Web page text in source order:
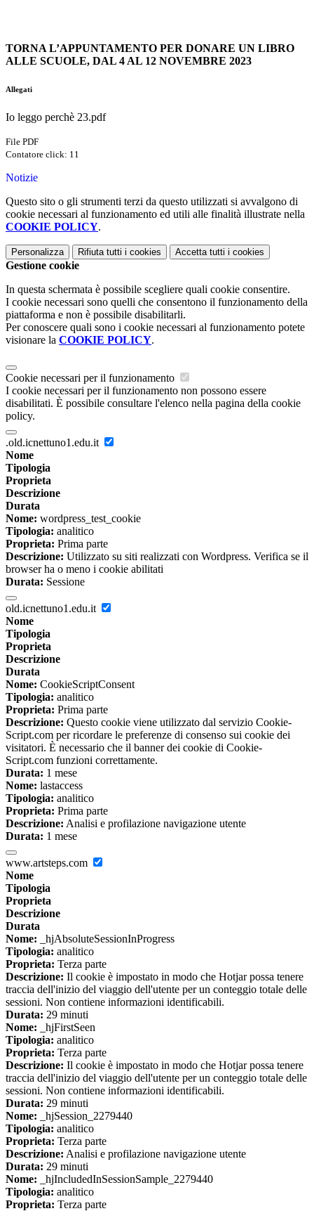
TORNA L’APPUNTAMENTO PER DONARE UN LIBRO
ALLE SCUOLE, DAL 4 AL 12 NOVEMBRE 2023
Allegati
Io leggo perchè 23.pdf
File PDF
Contatore click: 11
Notizie
Questo sito o gli strumenti terzi da questo utilizzati si avvalgono di
cookie necessari al funzionamento ed utili alle finalità illustrate nella
COOKIE POLICY.
Personalizza Rifiuta tutti i cookies Accetta tutti i cookies
Gestione cookie
In questa schermata è possibile scegliere quali cookie consentire.
I cookie necessari sono quelli che consentono il funzionamento della
piattaforma e non è possibile disabilitarli.
Per conoscere quali sono i cookie necessari al funzionamento potete
visionare la COOKIE POLICY.
Cookie necessari per il funzionamento
I cookie necessari per il funzionamento non possono essere
disabilitati. È possibile consultare l'elenco nella pagina della cookie
policy.
.old.icnettuno1.edu.it
Nome
Tipologia
Proprieta
Descrizione
Durata
Nome: wordpress_test_cookie
Tipologia: analitico
Proprieta: Prima parte
Descrizione: Utilizzato su siti realizzati con Wordpress. Verifica se il
browser ha o meno i cookie abilitati
Durata: Sessione
old.icnettuno1.edu.it
Nome
Tipologia
Proprieta
Descrizione
Durata
Nome: CookieScriptConsent
Tipologia: analitico
Proprieta: Prima parte
Descrizione: Questo cookie viene utilizzato dal servizio Cookie-
Script.com per ricordare le preferenze di consenso sui cookie dei
visitatori. È necessario che il banner dei cookie di Cookie-
Script.com funzioni correttamente.
Durata: 1 mese
Nome: lastaccess
Tipologia: analitico
Proprieta: Prima parte
Descrizione: Analisi e profilazione navigazione utente
Durata: 1 mese
www.artsteps.com
Nome
Tipologia
Proprieta
Descrizione
Durata
Nome: _hjAbsoluteSessionInProgress
Tipologia: analitico
Proprieta: Terza parte
Descrizione: Il cookie è impostato in modo che Hotjar possa tenere
traccia dell'inizio del viaggio dell'utente per un conteggio totale delle
sessioni. Non contiene informazioni identificabili.
Durata: 29 minuti
Nome: _hjFirstSeen
Tipologia: analitico
Proprieta: Terza parte
Descrizione: Il cookie è impostato in modo che Hotjar possa tenere
traccia dell'inizio del viaggio dell'utente per un conteggio totale delle
sessioni. Non contiene informazioni identificabili.
Durata: 29 minuti
Nome: _hjSession_2279440
Tipologia: analitico
Proprieta: Terza parte
Descrizione: Analisi e profilazione navigazione utente
Durata: 29 minuti
Nome: _hjIncludedInSessionSample_2279440
Tipologia: analitico
Proprieta: Terza parte